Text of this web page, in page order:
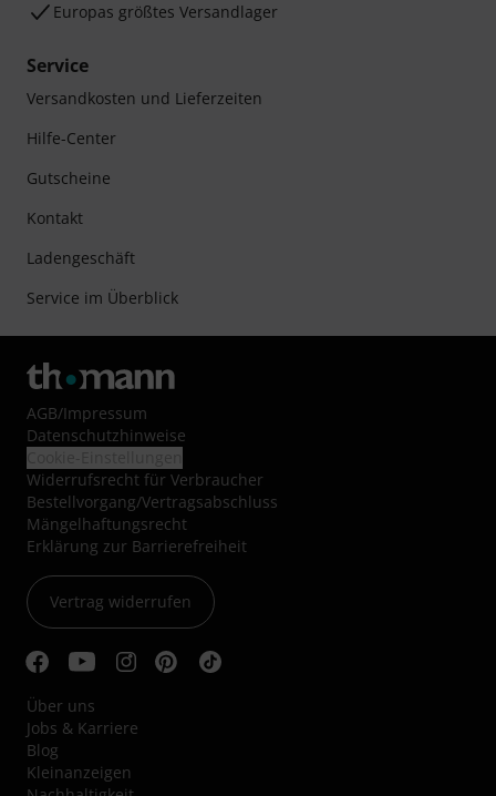
Europas größtes Versandlager
Service
Versandkosten und Lieferzeiten
Hilfe-Center
Gutscheine
Kontakt
Ladengeschäft
Service im Überblick
AGB/Impressum
Datenschutzhinweise
Widerrufsrecht für Verbraucher
Bestellvorgang/Vertragsabschluss
Mängelhaftungsrecht
Erklärung zur Barrierefreiheit
Vertrag widerrufen
Über uns
Jobs & Karriere
Blog
Kleinanzeigen